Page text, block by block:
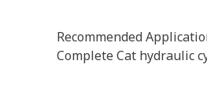
Recommended
Complete Cat hydraulic